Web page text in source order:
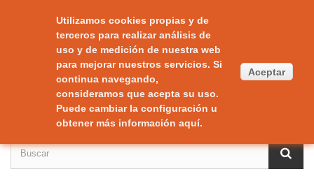
Utilizamos cookies propias y de
terceros para realizar análisis de
uso y de medición de nuestra web
para mejorar nuestros servicios. Si
continua navegando,
consideramos que acepta su uso.
Puede cambiar la configuración u
obtener más información aquí.
Aceptar